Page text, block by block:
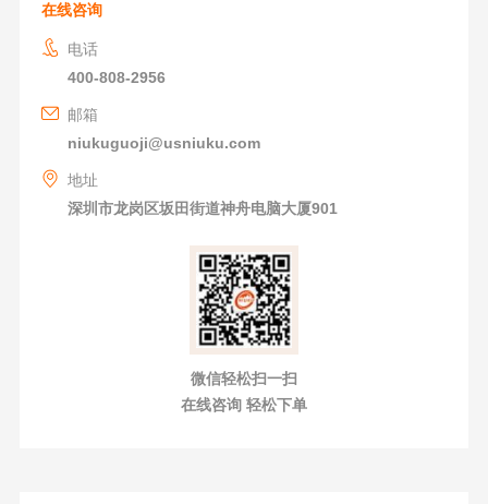
在线咨询
电话
400-808-2956
邮箱
niukuguoji@usniuku.com
地址
深圳市龙岗区坂田街道神舟电脑大厦901
微信轻松扫一扫
在线咨询 轻松下单